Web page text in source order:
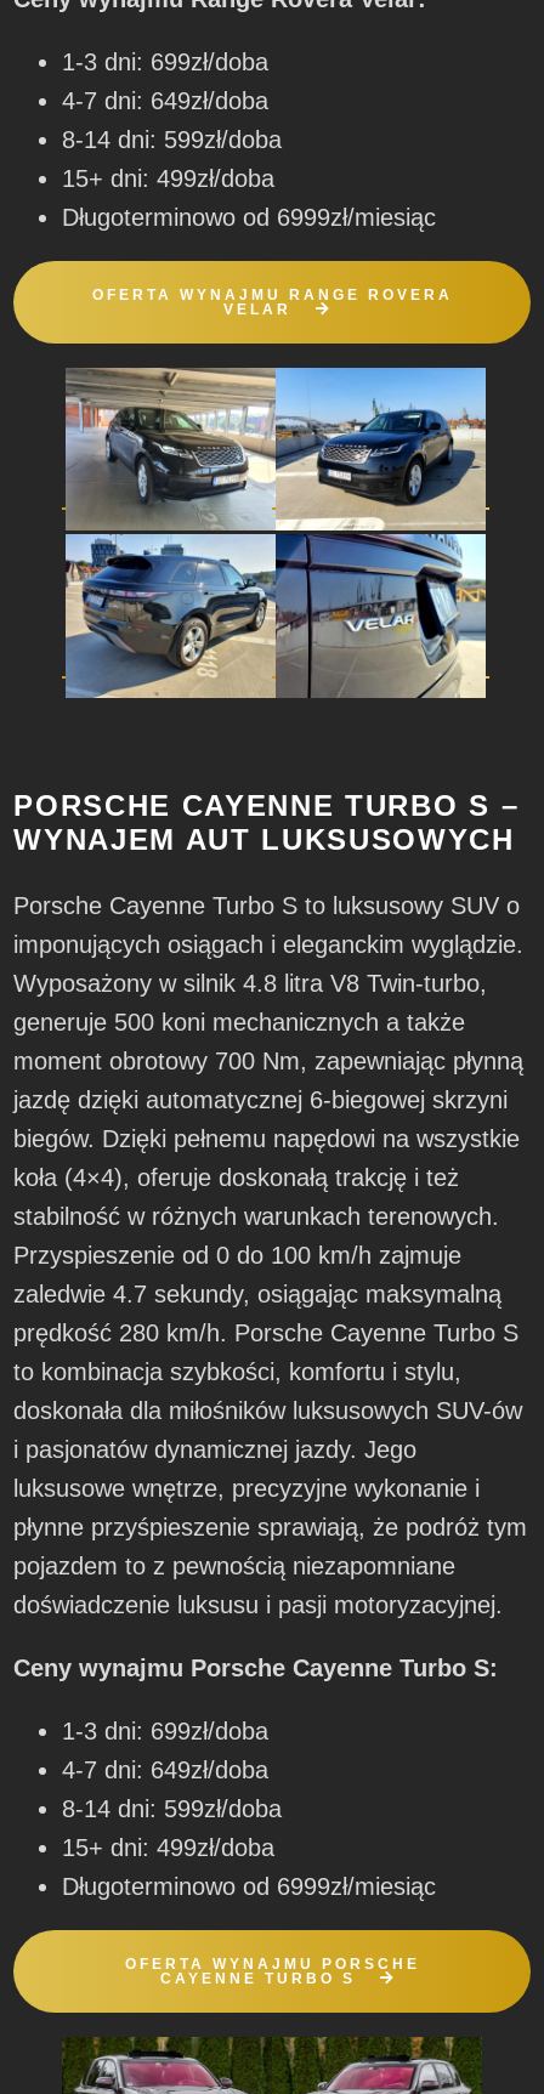
1-3 dni: 699zł/doba
4-7 dni: 649zł/doba
8-14 dni: 599zł/doba
15+ dni: 499zł/doba
Długoterminowo od 6999zł/miesiąc
OFERTA WYNAJMU RANGE ROVERA
VELAR
PORSCHE CAYENNE TURBO S –
WYNAJEM AUT LUKSUSOWYCH
Porsche Cayenne Turbo S to luksusowy SUV o
imponujących osiągach i eleganckim wyglądzie.
Wyposażony w silnik 4.8 litra V8 Twin-turbo,
generuje 500 koni mechanicznych a także
moment obrotowy 700 Nm, zapewniając płynną
jazdę dzięki automatycznej 6-biegowej skrzyni
biegów. Dzięki pełnemu napędowi na wszystkie
koła (4×4), oferuje doskonałą trakcję i też
stabilność w różnych warunkach terenowych.
Przyspieszenie od 0 do 100 km/h zajmuje
zaledwie 4.7 sekundy, osiągając maksymalną
prędkość 280 km/h. Porsche Cayenne Turbo S
to kombinacja szybkości, komfortu i stylu,
doskonała dla miłośników luksusowych SUV-ów
i pasjonatów dynamicznej jazdy. Jego
luksusowe wnętrze, precyzyjne wykonanie i
płynne przyśpieszenie sprawiają, że podróż tym
pojazdem to z pewnością niezapomniane
doświadczenie luksusu i pasji motoryzacyjnej.
Ceny wynajmu Porsche Cayenne Turbo S:
1-3 dni: 699zł/doba
4-7 dni: 649zł/doba
8-14 dni: 599zł/doba
15+ dni: 499zł/doba
Długoterminowo od 6999zł/miesiąc
OFERTA WYNAJMU PORSCHE
CAYENNE TURBO S